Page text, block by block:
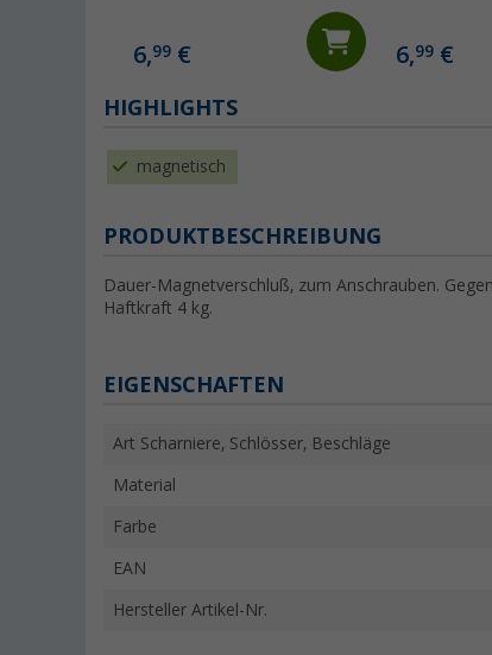
6,99 € 6,99 €
HIGHLIGHTS
magnetisch
PRODUKTBESCHREIBUNG
Dauer-Magnetverschluß, zum Anschrauben.
Haftkraft 4 kg.
EIGENSCHAFTEN
Art Scharniere, Schlösser, Beschläge
Material
Farbe
EAN
Hersteller Artikel-Nr.